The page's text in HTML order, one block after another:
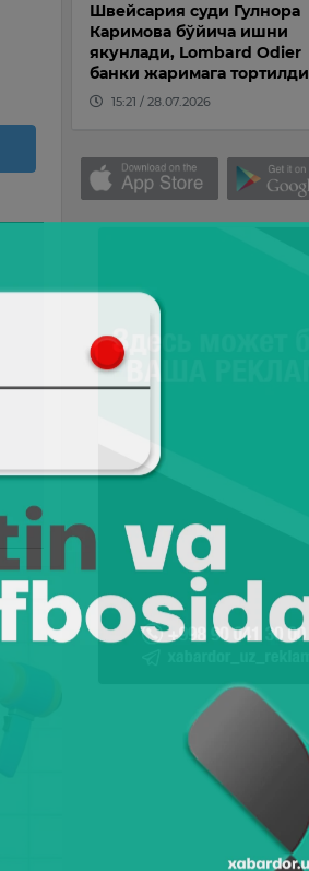
Швейсария суди Гулнора
Каримова бўйича ишни
якунлади, Lombard Odier
банки жаримага тортилди
15:21 / 28.07.2026